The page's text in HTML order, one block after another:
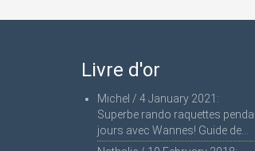
Livre d'or
Michel / 4 January 2021 :
Superbe rando raquettes
jours avec Wannes! Guide de...